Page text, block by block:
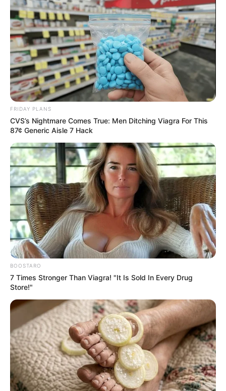
FRIDAY PLANS
CVS’s Nightmare Comes True: Men Ditching Viagra For This
87¢ Generic Aisle 7 Hack
BOOSTARO
7 Times Stronger Than Viagra! "It Is Sold In Every Drug
Store!"